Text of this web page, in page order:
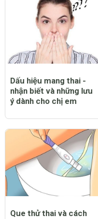
Dấu hiệu mang thai -
nhận biết và những lưu
ý dành cho chị em
Que thử thai và cách